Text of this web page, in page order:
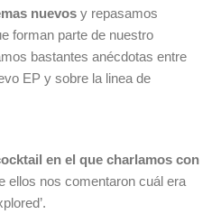
nuevos y repasamos
forman parte de nuestro
bastantes anécdotas entre
EP y sobre la linea de
en el que charlamos con
ellos nos comentaron cuál era